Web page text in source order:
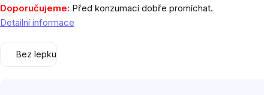
Doporučujeme: Před konzumací dobře promíchat.
Detailní informace
Bez lepku